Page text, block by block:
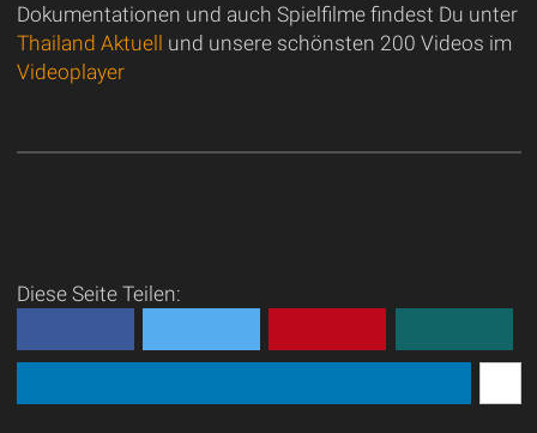
Dokumentationen und auch Spielfilme findest Du unter
Thailand Aktuell
und unsere schönsten 200 Videos im
Videoplayer
Diese Seite Teilen: